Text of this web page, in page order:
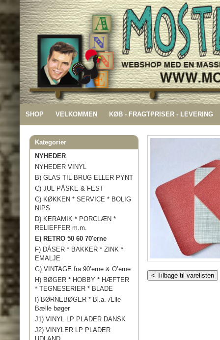
SHOP VELKOMMEN KØB - FRAGTPRISER - LEVERING
Kategorier
NYHEDER
NYHEDER VINYL
B) GLAS TIL BRUG ELLER PYNT
C) JUL PÅSKE & FEST
C) KØKKEN * SERVICE * BOLIG
NIPS
D) KERAMIK * PORCLÆN *
RELIEFFER m.m.
E) RETRO 50 60 70'erne
F) DÅSER * BAKKER * ZINK *
EMALJE
G) VINTAGE fra 90’erne & O’erne
H) BØGER * HOBBY * HÆFTER
* TEGNESERIER * BLADE
I) BØRNEBØGER * Bl.a. Ælle
Bælle bøger
J1) VINYL LP PLADER DANSK
J2) VINYLER LP PLADER
< Tilbage til varelisten